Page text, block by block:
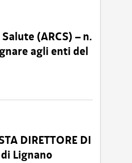
(ARCS) – n.
agli enti del
DIRETTORE DI
Lignano